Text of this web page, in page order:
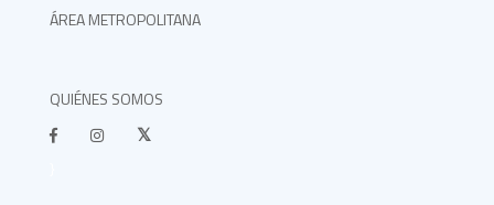
ÁREA METROPOLITANA
QUIÉNES SOMOS